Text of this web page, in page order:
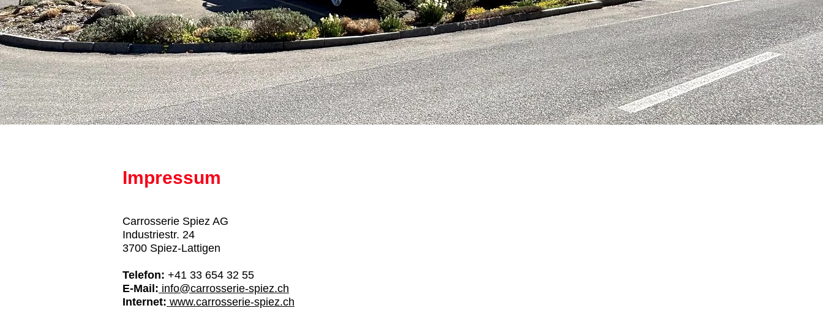
Impressum
Carrosserie Spiez AG
Industriestr. 24
3700 Spiez-Lattigen
Telefon: +41 33 654 32 55
E-Mail: info@carrosserie-spiez.ch
Internet: www.carrosserie-spiez.ch